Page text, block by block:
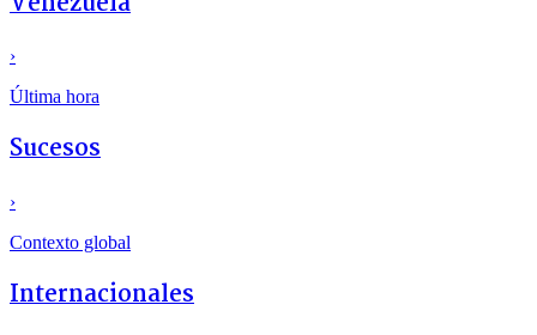
›
Última hora
Sucesos
›
Contexto global
Internacionales